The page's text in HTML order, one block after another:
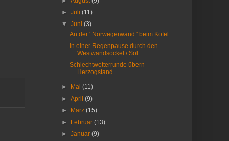
►Juli(11)
▼Juni(3)
An der ' Norwegerwand ' beim Kofel
In einer Regenpause durch den
Westwandsockel / Sol...
Schlechtwetterrunde übern
Herzogstand
► Mai(11)
►April(9)
►
März(15)
►
Februar(13)
►Januar(9)